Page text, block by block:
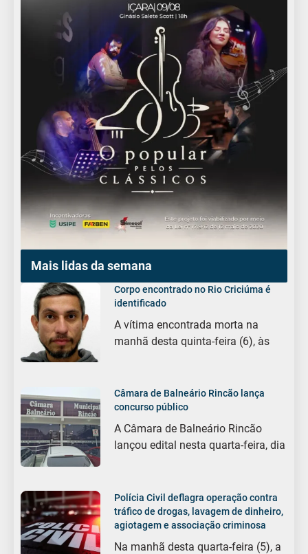
Mais lidas da semana
Corpo encontrado no Rio Criciúma é
identificado
A vítima encontrada morta na
manhã desta quinta-feira (6), às
Câmara de Balneário Rincão lança
concurso público
A Câmara de Balneário Rincão
lançou edital nesta quarta-feira, dia
Polícia Civil deflagra operação contra
tráfico de drogas, lavagem de dinheiro,
agiotagem e associação criminosa
Na manhã desta quarta-feira (5), a